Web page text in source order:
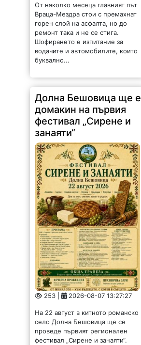
От няколко месеца главният път
Враца-Мездра стои с премахнат
горен слой на асфалта, но до
ремонт така и не се стига.
Шофирането е изпитание за
водачите и автомобилите, които
буквално...
Долна Бешовица ще е
домакин на първия
фестивал „Сирене и
занаяти“
253 | 2026-08-07 13:27:27
На 22 август в китното романско
село Долна Бешовица ще се
проведе първият регионален
фестивал „Сирене и занаяти“.